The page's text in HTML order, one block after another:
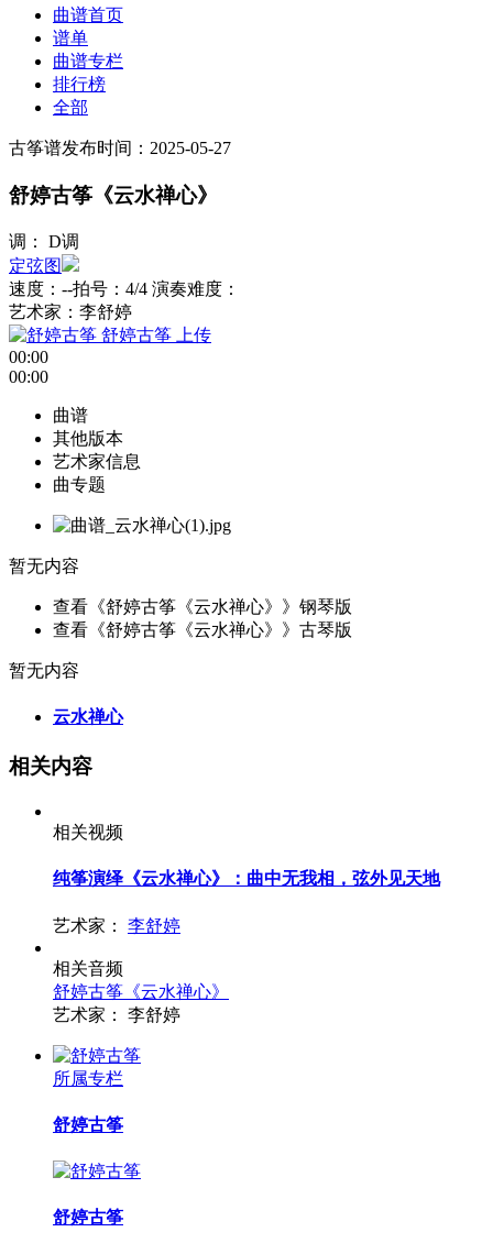
曲谱首页
谱单
曲谱专栏
排行榜
全部
古筝谱发布时间：2025-05-27
舒婷古筝《云水禅心》
调： D调
定弦图
速度：--拍号：4/4 演奏难度：
艺术家：李舒婷
舒婷古筝
上传
00:00
00:00
曲谱
其他版本
艺术家信息
曲专题
暂无内容
查看《舒婷古筝《云水禅心》》钢琴版
查看《舒婷古筝《云水禅心》》古琴版
暂无内容
云水禅心
相关内容
相关视频
纯筝演绎《云水禅心》：曲中无我相，弦外见天地
艺术家： 李舒婷
相关音频
舒婷古筝《云水禅心》
艺术家：
李舒婷
所属专栏
舒婷古筝
舒婷古筝